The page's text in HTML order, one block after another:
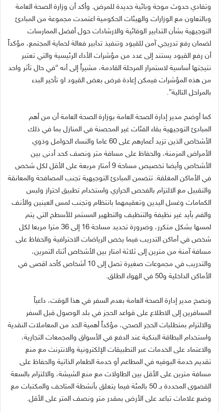
وتفادي حدوث موجة وبائية جديدة للمرض. وأكد أن وزارة الصحة العامة
وبالتعاون مع الوزارات والهيئات الحكومية اعتمدت مجموعة من المبادئ
التوجيهية بشأن التدابير الوقائية والارشادات حول أفضل الممارسات
لضمان رفع تدريجي آمن للقيود وتنفيذ تدابير فعالة لحماية المجتمع، مؤكداً
أن رفع القيود يستند إلى عدد من مؤشرات الأداء الرئيسية والتي تعتبر
نتيجتها أساسية لاستمرار المرحلة القادمة، مشيراً إلى أنه “في حال تأثر واحد
من هذه المؤشرات فيمكن إعادة فرض بعض القيود او تأخير البدء
بالمراحل التالية”.
كما أوضح مدير إدارة الصحة العامة بوزارة الصحة العامة أن من أهم
المبادئ التوجيهية بقاء الفئات غير المحصنة في المنازل بما في ذلك
الأشخاص الذين تزيد أعمارهم على 60 عاما والنساء الحوامل وذوي
الأمراض المزمنة، والحفاظ على مسافة متر ونصف كحد أدنى بين
الأشخاص وأيضا تخصيص مساحة 9 أمتار مربعة على الأقل لكل شخص
في الأماكن المغلقة. تتضمن المبادئ التوجيهية تجنب المصافحة والمعانقة
والتقبيل مع الالتزام بالفحص الحراري واستخدام تطبيق احتراز ولبس
الكمامات وغسل اليدين وتعقيمهما بانتظام وتجنب لمس العينين والأنف
والفم بأيد غير نظيفة والتنظيف والتطهير المستمر للأسطح التي يتم
لمسها بشكل متكرر، وضرورة تحديد مساحة 16 إلى 36 مترا مربعا لكل
شخص في أماكن التدريب فيما يخص الرياضات الاحترافية والحفاظ على
مسافة آمنة من مترين إلى ثلاثة امتار بين الأشخاص أثناء التمرين،
والتدريب في مجموعات صغيرة تصل إلى 10 أشخاص كأحد اقصى في
الأماكن الداخلية و50 في الهواء الطلق.
ونصح مدير إدارة الصحة العامة بعدم السفر في هذا الوقت، داعياً
المسافرين إلى الاطلاع على قواعد الحجز في بلد الوصول قبل السفر
والالتزام بمتطلبات الحجر الصحي، مؤكداً أهمية الحد من المعاملات النقدية
واستخدام البطاقة البنكية عند الدفع في الأسواق والمجمعات التجارية،
والاعتماد على الخدمات عبر التطبيقات الإلكترونية والانترنت مع منع
تقديم خدمة البوفيه في المطاعم أو خدمة الطعام الذاتية والحفاظ على
مسافة مترين على الأقل بين الطاولات مع منع الشيشة، والالتزام بالسعة
القصوى المحددة بـ 50 بالمئة فيما يتعلق بأنشطة المتاحف والمكتبات مع
وضع علامات تباعد على الأرض بمقدر متر ونصف المتر على الأقل.